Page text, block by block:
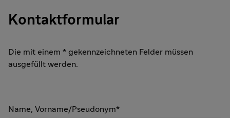
Kontaktformular
Die mit einem * gekennzeichneten Felder müssen
ausgefüllt werden.
Name, Vorname/Pseudonym*